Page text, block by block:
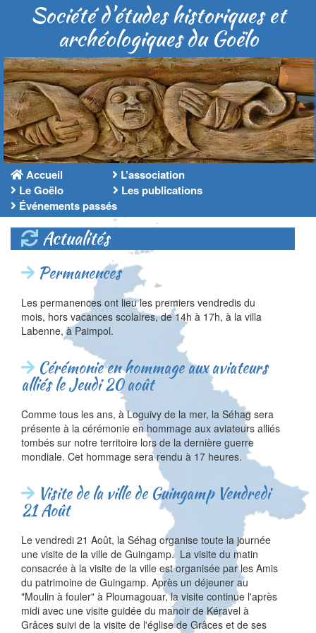
Société d'études historiques et
archéologiques du Goëlo
Accueil
L’association
Le Goëlo
Les publications
Événements passés
Actualités
Permanences
Les permanences ont lieu les premiers vendredis du
mois, hors vacances scolaires, de 14h à 17h, à la villa
Labenne, à Paimpol.
Cérémonie en hommage aux aviateurs
alliés le Jeudi 20 août
Comme tous les ans, à Loguivy de la mer, la Séhag sera
présente à la cérémonie en hommage aux aviateurs alliés
tombés sur notre territoire lors de la dernière guerre
mondiale. Cet hommage sera rendu à 17 heures.
Visite de la ville de Guingamp Vendredi
21 Août
Le vendredi 21 Août, la Séhag organise toute la journée
une visite de la ville de Guingamp. La visite du matin
consacrée à la visite de la ville est organisée par les Amis
du patrimoine de Guingamp. Après un déjeuner au
"Moulin à fouler" à Ploumagouar, la visite continue l'après
midi avec une visite guidée du manoir de Kéravel à
Grâces suivi de la visite de l'église de Grâces et de ses